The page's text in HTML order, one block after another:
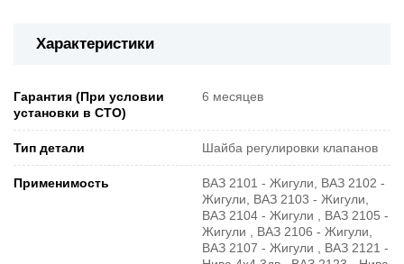
Характеристики
Гарантия (При условии
установки в СТО)
6 месяцев
Тип детали Шайба регулировки клапанов
Применимость
ВАЗ 2101 - Жигули, ВАЗ 2102 -
Жигули, ВАЗ 2103 - Жигули,
ВАЗ 2104 - Жигули , ВАЗ 2105 -
Жигули , ВАЗ 2106 - Жигули,
ВАЗ 2107 - Жигули , ВАЗ 2121 -